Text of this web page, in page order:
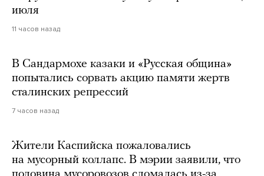
июля
11 часов назад
В Сандармохе казаки и «Русская община»
попытались сорвать акцию памяти жертв
сталинских репрессий
7 часов назад
Жители Каспийска пожаловались
на мусорный коллапс. В мэрии заявили, что